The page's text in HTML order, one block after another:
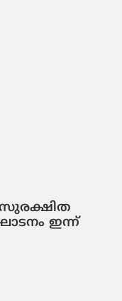
സുരക്ഷിത
ഇന്ന്